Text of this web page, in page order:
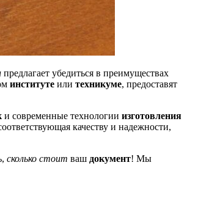
предлагает убедиться в преимуществах
институте или техникуме, предоставят
и современные технологии изготовления
качеству и надежности,
сколько стоит ваш документ! Мы